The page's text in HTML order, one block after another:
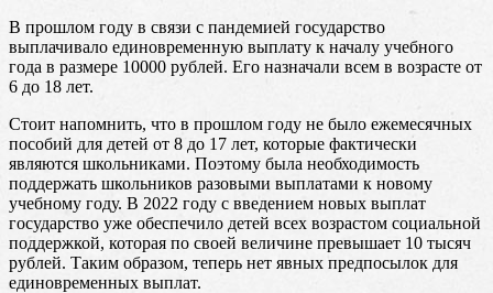
В прошлом году в связи с пандемией государство
выплачивало единовременную выплату к началу учебного
года в размере 10000 рублей. Его назначали всем в возрасте от
6 до 18 лет.
Стоит напомнить, что в прошлом году не было ежемесячных
пособий для детей от 8 до 17 лет, которые фактически
являются школьниками. Поэтому была необходимость
поддержать школьников разовыми выплатами к новому
учебному году. В 2022 году с введением новых выплат
государство уже обеспечило детей всех возрастом социальной
поддержкой, которая по своей величине превышает 10 тысяч
рублей. Таким образом, теперь нет явных предпосылок для
единовременных выплат.